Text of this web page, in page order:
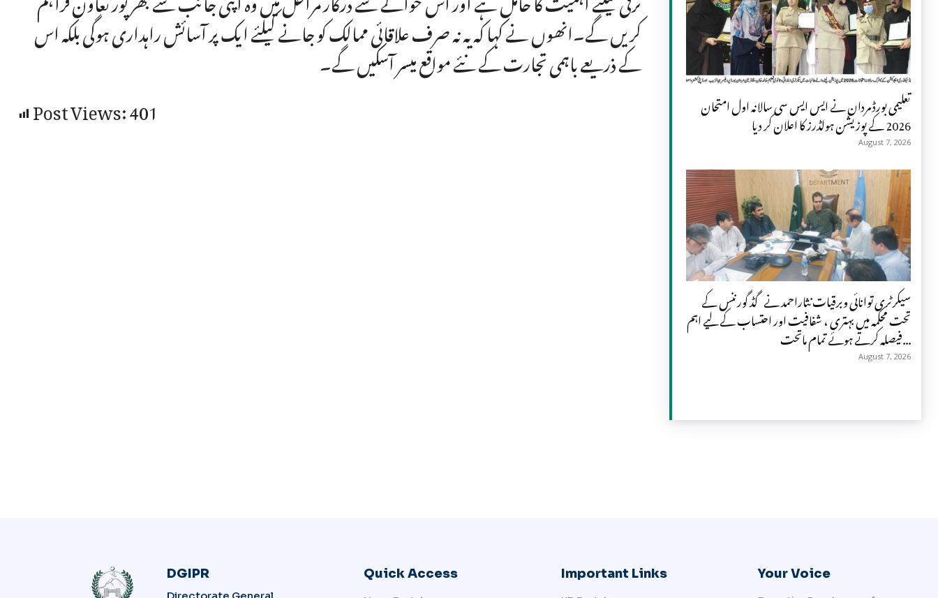
کریں گے۔انھوں نے کہا کہ یہ نہ صرف علاقائی ممالک کو جانے کیلئے ایک پر آسائش راہداری ہوگی بلکہ اس
کے ذریعے باہمی تجارت کے نئے مواقع میسر آسکیں گے۔
Post Views:401 تعلیمی بورڈ مردان نے ایس ایس سی سالانہ اول امتحان
2026 کے پوزیشن ہولڈرز کا اعلان کر دیا
August 7, 2026
سیکرٹری توانائی وبرقیات نثاراحمد نے گڈ گورننس کے
تحت محکمہ میں بہتری ، شفافیت اور احتساب کے لیے اہم
فیصلہ کرتے ہوئے تمام ماتحت...
August 7, 2026
DGIPR Quick Access Important Links Your Voice